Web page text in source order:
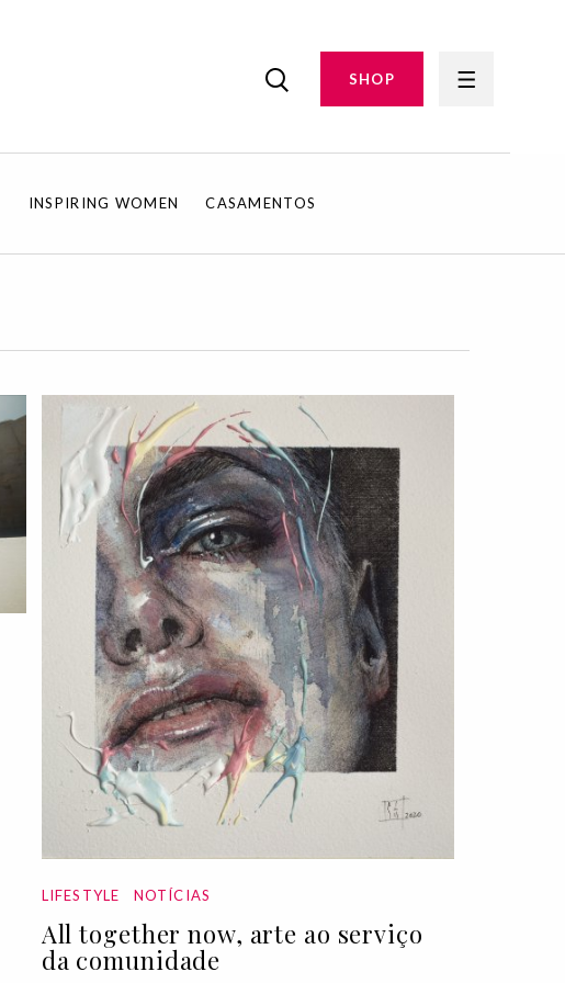
SHOP
INSPIRING WOMEN CASAMENTOS
LIFESTYLE NOTÍCIAS
All together now, arte ao serviço
da comunidade